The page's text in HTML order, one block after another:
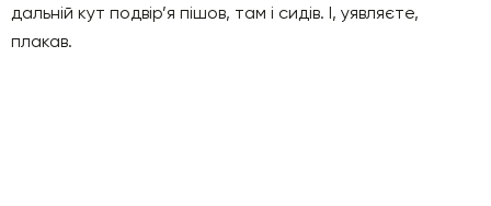
дальній кут подвір’я пішов, там і сидів. І, уявляєте,
плакав.